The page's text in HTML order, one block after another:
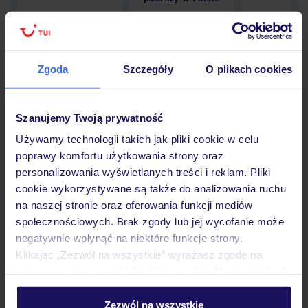
Zgoda Szczegóły O plikach cookies
Szanujemy Twoją prywatność
Używamy technologii takich jak pliki cookie w celu
poprawy komfortu użytkowania strony oraz
personalizowania wyświetlanych treści i reklam. Pliki
cookie wykorzystywane są także do analizowania ruchu
na naszej stronie oraz oferowania funkcji mediów
społecznościowych. Brak zgody lub jej wycofanie może
negatywnie wpłynąć na niektóre funkcje strony.
Klikając „Zezwól na wszystkie” wyrażasz zgodę na
personalizować swój wybór wchodząc w zakładkę
Zezwól na wszystkie
Hotel
Opinie
Pokoje
Wyżywienie
Atrakcje